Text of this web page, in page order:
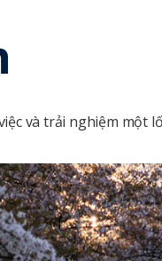
và trải nghiệm một